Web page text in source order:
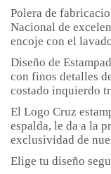
Polera de
Nacional de
encoje con el
Diseño de
con finos detalles
costado inquierdo
El Logo Cruz
espalda, le da a la
exclusividad de
Elige tu diseño